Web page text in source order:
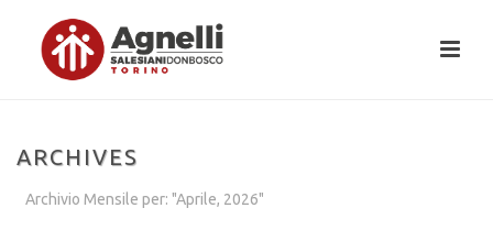
ARCHIVES
Archivio Mensile per: "Aprile, 2026"